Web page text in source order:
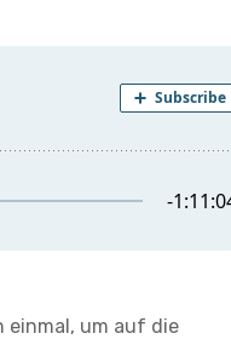
einmal, um auf die